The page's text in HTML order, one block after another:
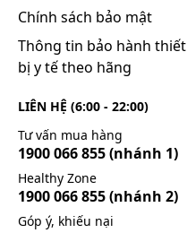
Chính sách bảo mật
Thông tin bảo hành thiết
bị y tế theo hãng
LIÊN HỆ (6:00 - 22:00)
Tư vấn mua hàng
1900 066 855(nhánh 1)
Healthy Zone
1900 066 855(nhánh 2)
Góp ý, khiếu nại